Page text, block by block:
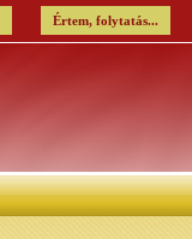
Értem, folytatás...